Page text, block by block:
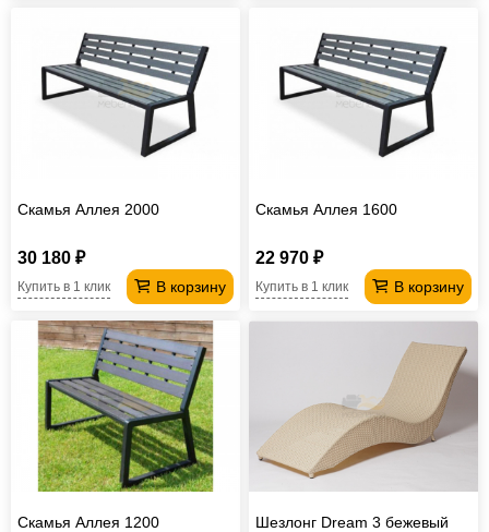
Скамья Аллея 2000
30 180 ₽
В корзину
Купить в 1 клик
Скамья Аллея 1600
22 970 ₽
В корзину
Купить в 1 клик
Скамья Аллея 1200 Шезлонг Dream 3 бежевый